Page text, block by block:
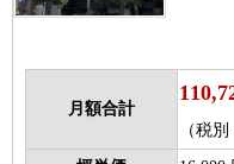
月額合計
（税